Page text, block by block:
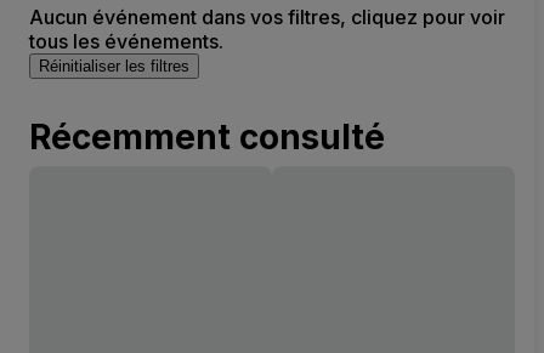
Aucun événement dans vos filtres, cliquez pour voir
tous les événements.
Réinitialiser les filtres
Récemment consulté